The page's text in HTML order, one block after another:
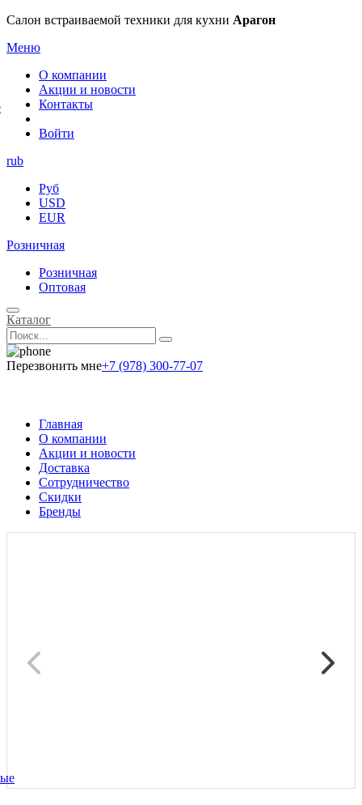
Салон встраиваемой техники для кухни Арагон
Меню
О компании
Акции и новости
Контакты
Войти
rub
Руб
USD
EUR
Розничная
Розничная
Оптовая
Каталог
Перезвонить мне+7 (978) 300-77-07
Главная
О компании
Акции и новости
Доставка
Сотрудничество
Скидки
Бренды